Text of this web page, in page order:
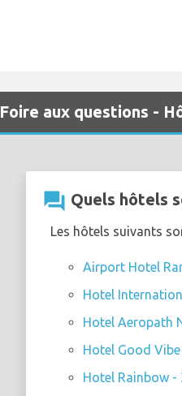
Foire aux questions -
question_answer Quels hôtels
Les hôtels suivants
Airport Hotel
Hotel
Hotel Aeropath
Hotel Good
Hotel Rainbow -